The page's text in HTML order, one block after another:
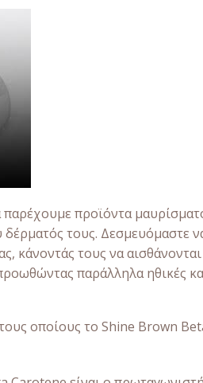
παρέχουμε προϊόντα
δέρματός τους. Δεσμευόμαστε
κάνοντάς τους να
παράλληλα ηθικές
τους οποίους το Shine Brown